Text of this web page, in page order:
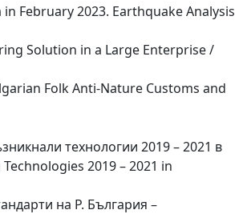
February 2023. Earthquake Analysis
Solution in a Large Enterprise /
Folk Anti-Nature Customs and
технологии 2019 – 2021 в
2019 – 2021 in
на Р. България –